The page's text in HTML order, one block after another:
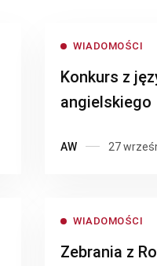
WIADOMOŚCI
Konkurs z
angielskiego
AW 27
WIADOMOŚCI
Zebrania z